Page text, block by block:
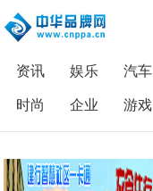
资讯 娱乐 汽车
时尚
企业 游戏